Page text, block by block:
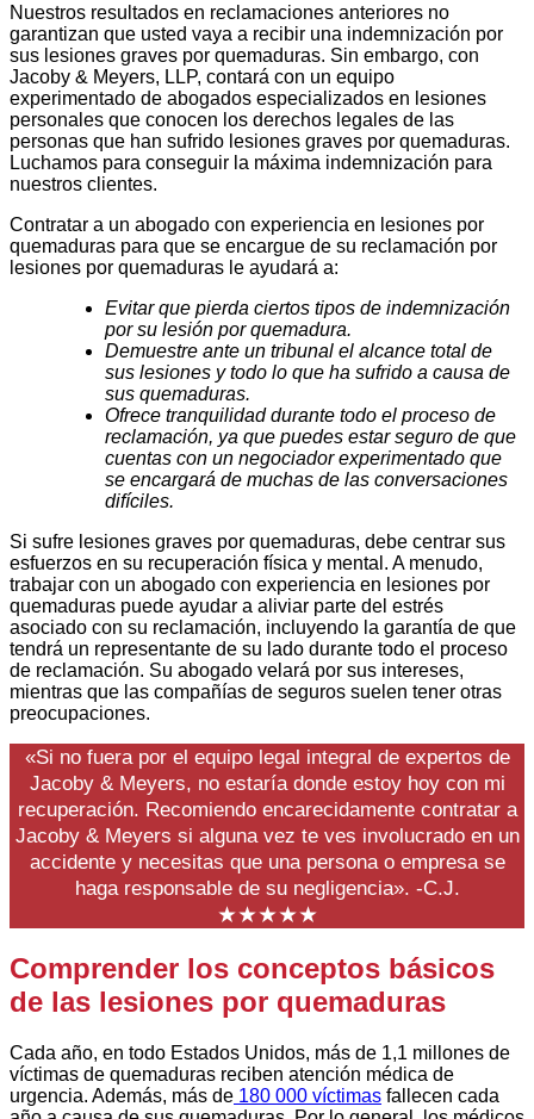
Nuestros resultados en reclamaciones anteriores no
garantizan que usted vaya a recibir una indemnización por
sus lesiones graves por quemaduras. Sin embargo, con
Jacoby & Meyers, LLP, contará con un equipo
experimentado de abogados especializados en lesiones
personales que conocen los derechos legales de las
personas que han sufrido lesiones graves por quemaduras.
Luchamos para conseguir la máxima indemnización para
nuestros clientes.
Contratar a un abogado con experiencia en lesiones por
quemaduras para que se encargue de su reclamación por
lesiones por quemaduras le ayudará a:
Evitar que pierda ciertos tipos de indemnización
por su lesión por quemadura.
Demuestre ante un tribunal el alcance total de
sus lesiones y todo lo que ha sufrido a causa de
sus quemaduras.
Ofrece tranquilidad durante todo el proceso de
reclamación, ya que puedes estar seguro de que
cuentas con un negociador experimentado que
se encargará de muchas de las conversaciones
difíciles.
Si sufre lesiones graves por quemaduras, debe centrar sus
esfuerzos en su recuperación física y mental. A menudo,
trabajar con un abogado con experiencia en lesiones por
quemaduras puede ayudar a aliviar parte del estrés
asociado con su reclamación, incluyendo la garantía de que
tendrá un representante de su lado durante todo el proceso
de reclamación. Su abogado velará por sus intereses,
mientras que las compañías de seguros suelen tener otras
preocupaciones.
«Si no fuera por el equipo legal integral de expertos de
Jacoby & Meyers, no estaría donde estoy hoy con mi
recuperación. Recomiendo encarecidamente contratar a
Jacoby & Meyers si alguna vez te ves involucrado en un
accidente y necesitas que una persona o empresa se
haga responsable de su negligencia». -C.J.
★★★★★
Comprender los conceptos básicos
de las lesiones por quemaduras
Cada año, en todo Estados Unidos, más de 1,1 millones de
víctimas de quemaduras reciben atención médica de
urgencia. Además, más de 180 000 víctimas fallecen cada